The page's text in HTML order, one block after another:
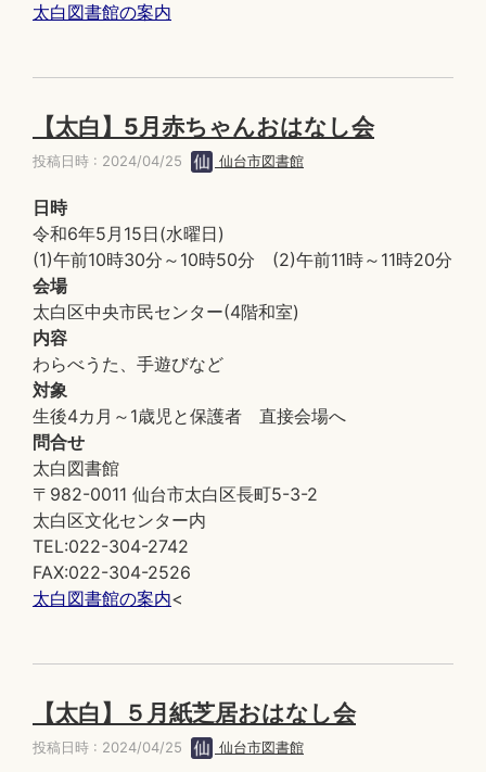
太白図書館の案内
【太白】5月赤ちゃんおはなし会
投稿日時 : 2024/04/25 仙台市図書館
日時
令和6年5月15日(水曜日)
(1)午前10時30分～10時50分 (2)午前11時～11時20分
会場
太白区中央市民センター(4階和室)
内容
わらべうた、手遊びなど
対象
生後4カ月～1歳児と保護者 直接会場へ
問合せ
太白図書館
〒982-0011 仙台市太白区長町5-3-2
太白区文化センター内
TEL:022-304-2742
FAX:022-304-2526
太白図書館の案内<
【太白】５月紙芝居おはなし会
投稿日時 : 2024/04/25 仙台市図書館